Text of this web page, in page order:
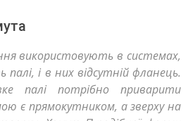
використовують в системах,
і в них відсутній фланець.
палі потрібно приварити
є прямокутником, а зверху на